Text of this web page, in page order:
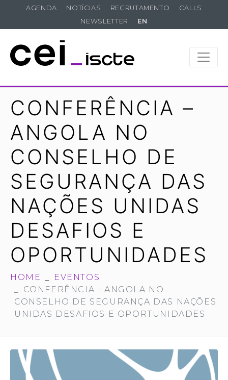
AGENDA NOTÍCIAS RECRUTAMENTO
CALLS
NEWSLETTER
EN
CONFERÊNCIA –
ANGOLA NO
CONSELHO DE
SEGURANÇA DAS
NAÇÕES UNIDAS
DESAFIOS E
OPORTUNIDADES
HOME
EVENTOS
CONFERÊNCIA - ANGOLA NO
CONSELHO DE SEGURANÇA DAS NAÇÕES
UNIDAS DESAFIOS E OPORTUNIDADES